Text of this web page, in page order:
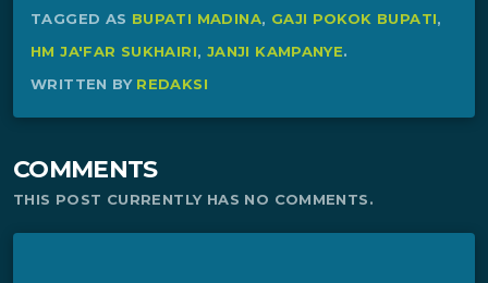
TAGGED AS BUPATI MADINA, GAJI POKOK BUPATI,
HM JA'FAR SUKHAIRI, JANJI KAMPANYE.
WRITTEN BY REDAKSI
COMMENTS
THIS POST CURRENTLY HAS NO COMMENTS.